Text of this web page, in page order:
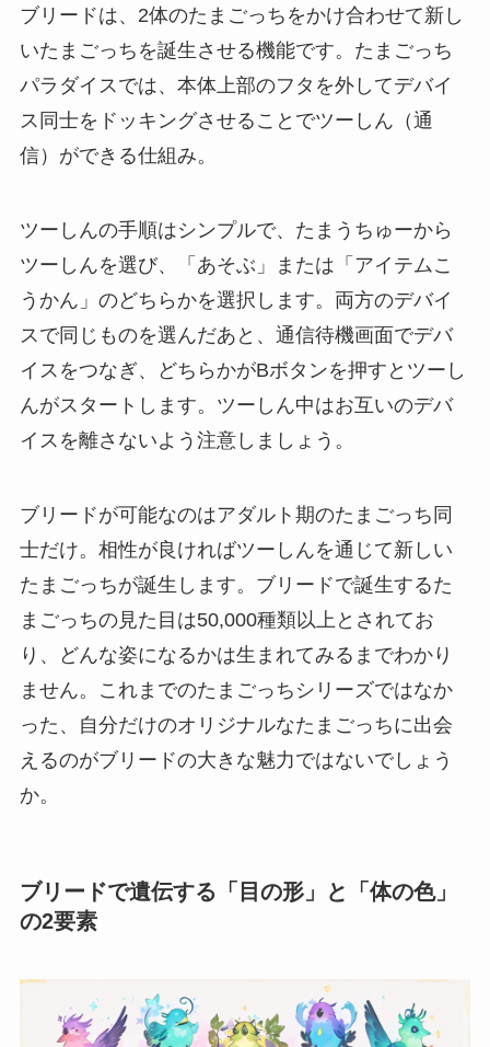
ブリードは、2体のたまごっちをかけ合わせて新し
いたまごっちを誕生させる機能です。たまごっち
パラダイスでは、本体上部のフタを外してデバイ
ス同士をドッキングさせることでツーしん（通
信）ができる仕組み。
ツーしんの手順はシンプルで、たまうちゅーから
ツーしんを選び、「あそぶ」または「アイテムこ
うかん」のどちらかを選択します。両方のデバイ
スで同じものを選んだあと、通信待機画面でデバ
イスをつなぎ、どちらかがBボタンを押すとツーし
んがスタートします。ツーしん中はお互いのデバ
イスを離さないよう注意しましょう。
ブリードが可能なのはアダルト期のたまごっち同
士だけ。相性が良ければツーしんを通じて新しい
たまごっちが誕生します。ブリードで誕生するた
まごっちの見た目は50,000種類以上とされてお
り、どんな姿になるかは生まれてみるまでわかり
ません。これまでのたまごっちシリーズではなか
った、自分だけのオリジナルなたまごっちに出会
えるのがブリードの大きな魅力ではないでしょう
か。
ブリードで遺伝する「目の形」と「体の色」
の2要素